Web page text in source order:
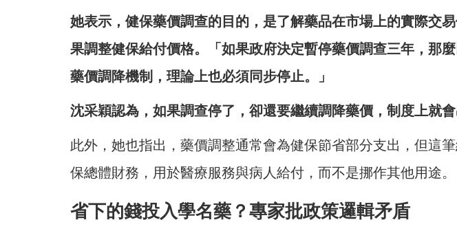
她表示，健保藥價調查的目的，是了解藥品在市場上的實際交
果調整健保給付價格。「如果政府決定暫停藥價調查三年，那
藥價調降機制，理論上也必須同步停止。」
沈采穎認為，如果調查停了，卻還要繼續調降藥價，制度上就會
此外，她也指出，藥價調整通常會為健保節省部分支出，但這
保總體財務，用於醫療服務與病人給付，而不是挪作其他用途。
省下的錢投入學名藥？專家批政策邏輯矛盾